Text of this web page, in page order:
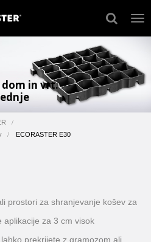
ECORASTER E30
in vrt.
prostori za shranjevanje košev za
aplikacije za 3 cm visok
prekrijete z gramozom ali